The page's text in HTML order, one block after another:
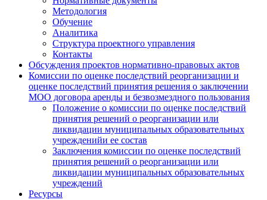
Методология
Обучение
Аналитика
Структура проектного управления
Контакты
Обсуждения проектов нормативно-правовых актов
Комиссии по оценке последствий реорганизации и
оценке последствий принятия решения о заключении
МОО договора аренды и безвозмездного пользования
Положение о комиссии по оценке последствий
принятия решений о реорганизации или
ликвидации муниципальных образовательных
учрежденийи ее состав
Заключения комиссии по оценке последствий
принятия решений о реорганизации или
ликвидации муниципальных образовательных
учреждений
Ресурсы